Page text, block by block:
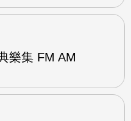
樂集 FM AM